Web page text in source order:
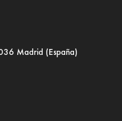
Madrid (España)